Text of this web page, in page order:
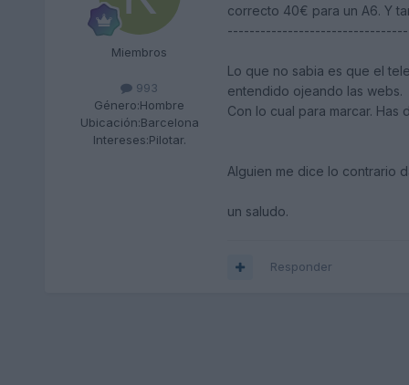
Miembros
993
Género:Hombre
Ubicación:Barcelona
Intereses:Pilotar.
correcto 40€ para un A6. Y
Lo que no sabia es que el
entendido ojeando las webs.
Con lo cual para marcar.
Alguien me dice lo contrario
un saludo.
Responder